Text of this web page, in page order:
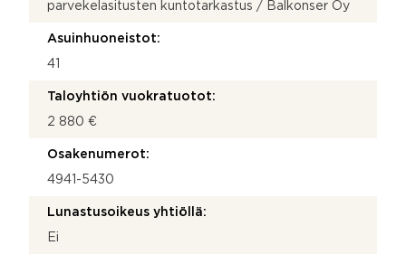
parvekelasitusten kuntotarkastus / Balkonser Oy
Asuinhuoneistot:
41
Taloyhtiön vuokratuotot:
2 880 €
Osakenumerot:
4941-5430
Lunastusoikeus yhtiöllä:
Ei